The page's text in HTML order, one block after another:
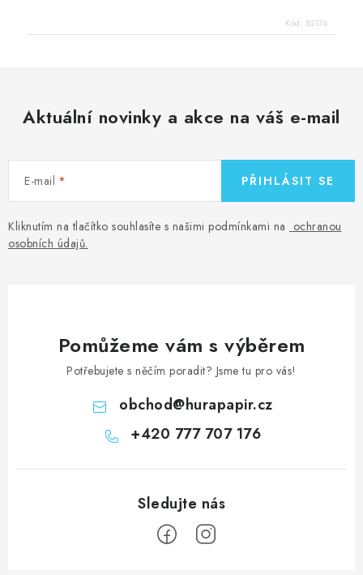
Kód: 82176
Aktuální novinky a akce na váš e-mail
E-mail
Kliknutím na tlačítko souhlasíte s našimi podmínkami na ochranou
osobních údajů.
PŘIHLÁSIT SE
Pomůžeme vám s výběrem
Potřebujete s něčím poradit? Jsme tu pro vás!
obchod@hurapapir.cz
+420 777 707 176